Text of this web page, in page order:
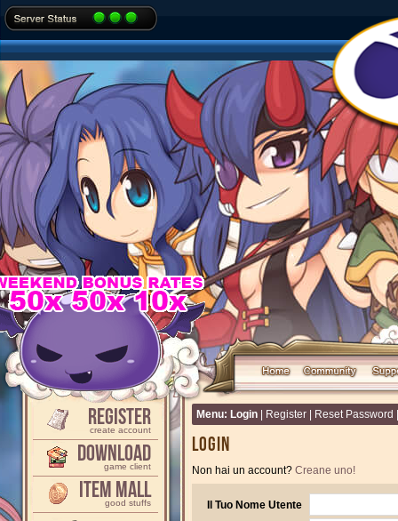
Register
create account
Download
game client
Item Mall
good stuffs
Menu: Login Register Reset Password
Login
Non hai un account? Creane uno!
Il Tuo Nome Utente